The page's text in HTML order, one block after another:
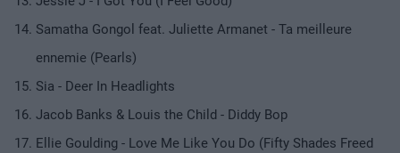
Samatha Gongol feat. Juliette Armanet - Ta meilleure
ennemie (Pearls)
Sia - Deer In Headlights
Jacob Banks & Louis the Child - Diddy Bop
Ellie Goulding - Love Me Like You Do (Fifty Shades Freed